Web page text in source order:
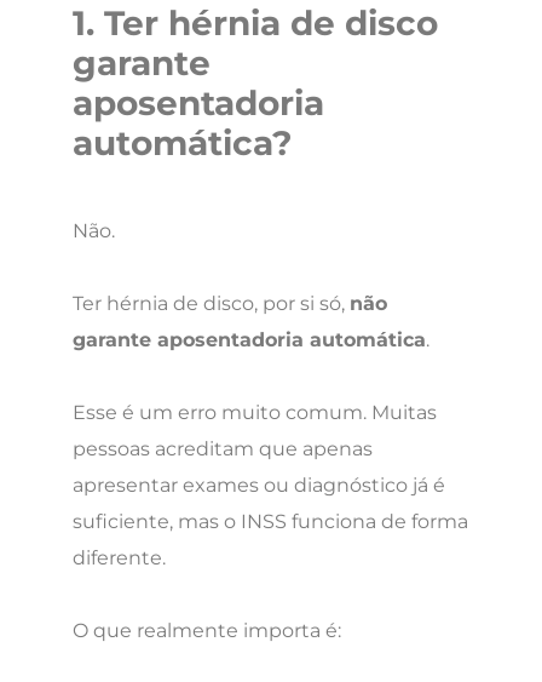
1. Ter hérnia de disco
garante
aposentadoria
automática?
Não.
Ter hérnia de disco, por si só, não
garante aposentadoria automática.
Esse é um erro muito comum. Muitas
pessoas acreditam que apenas
apresentar exames ou diagnóstico já é
suficiente, mas o INSS funciona de forma
diferente.
O que realmente importa é: